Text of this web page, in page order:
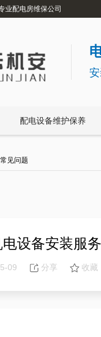
业配电房维保公司
配电设备维护保养
常见问题
设备安装服
09 分享 收藏